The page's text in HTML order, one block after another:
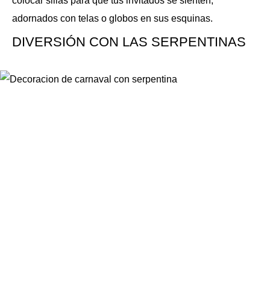
adornados con telas o globos en sus esquinas.
DIVERSIÓN CON LAS SERPENTINAS